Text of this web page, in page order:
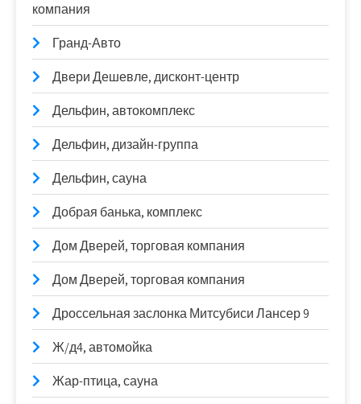
компания
Гранд-Авто
Двери Дешевле, дисконт-центр
Дельфин, автокомплекс
Дельфин, дизайн-группа
Дельфин, сауна
Добрая банька, комплекс
Дом Дверей, торговая компания
Дом Дверей, торговая компания
Дроссельная заслонка Митсубиси Лансер 9
Ж/д4, автомойка
Жар-птица, сауна